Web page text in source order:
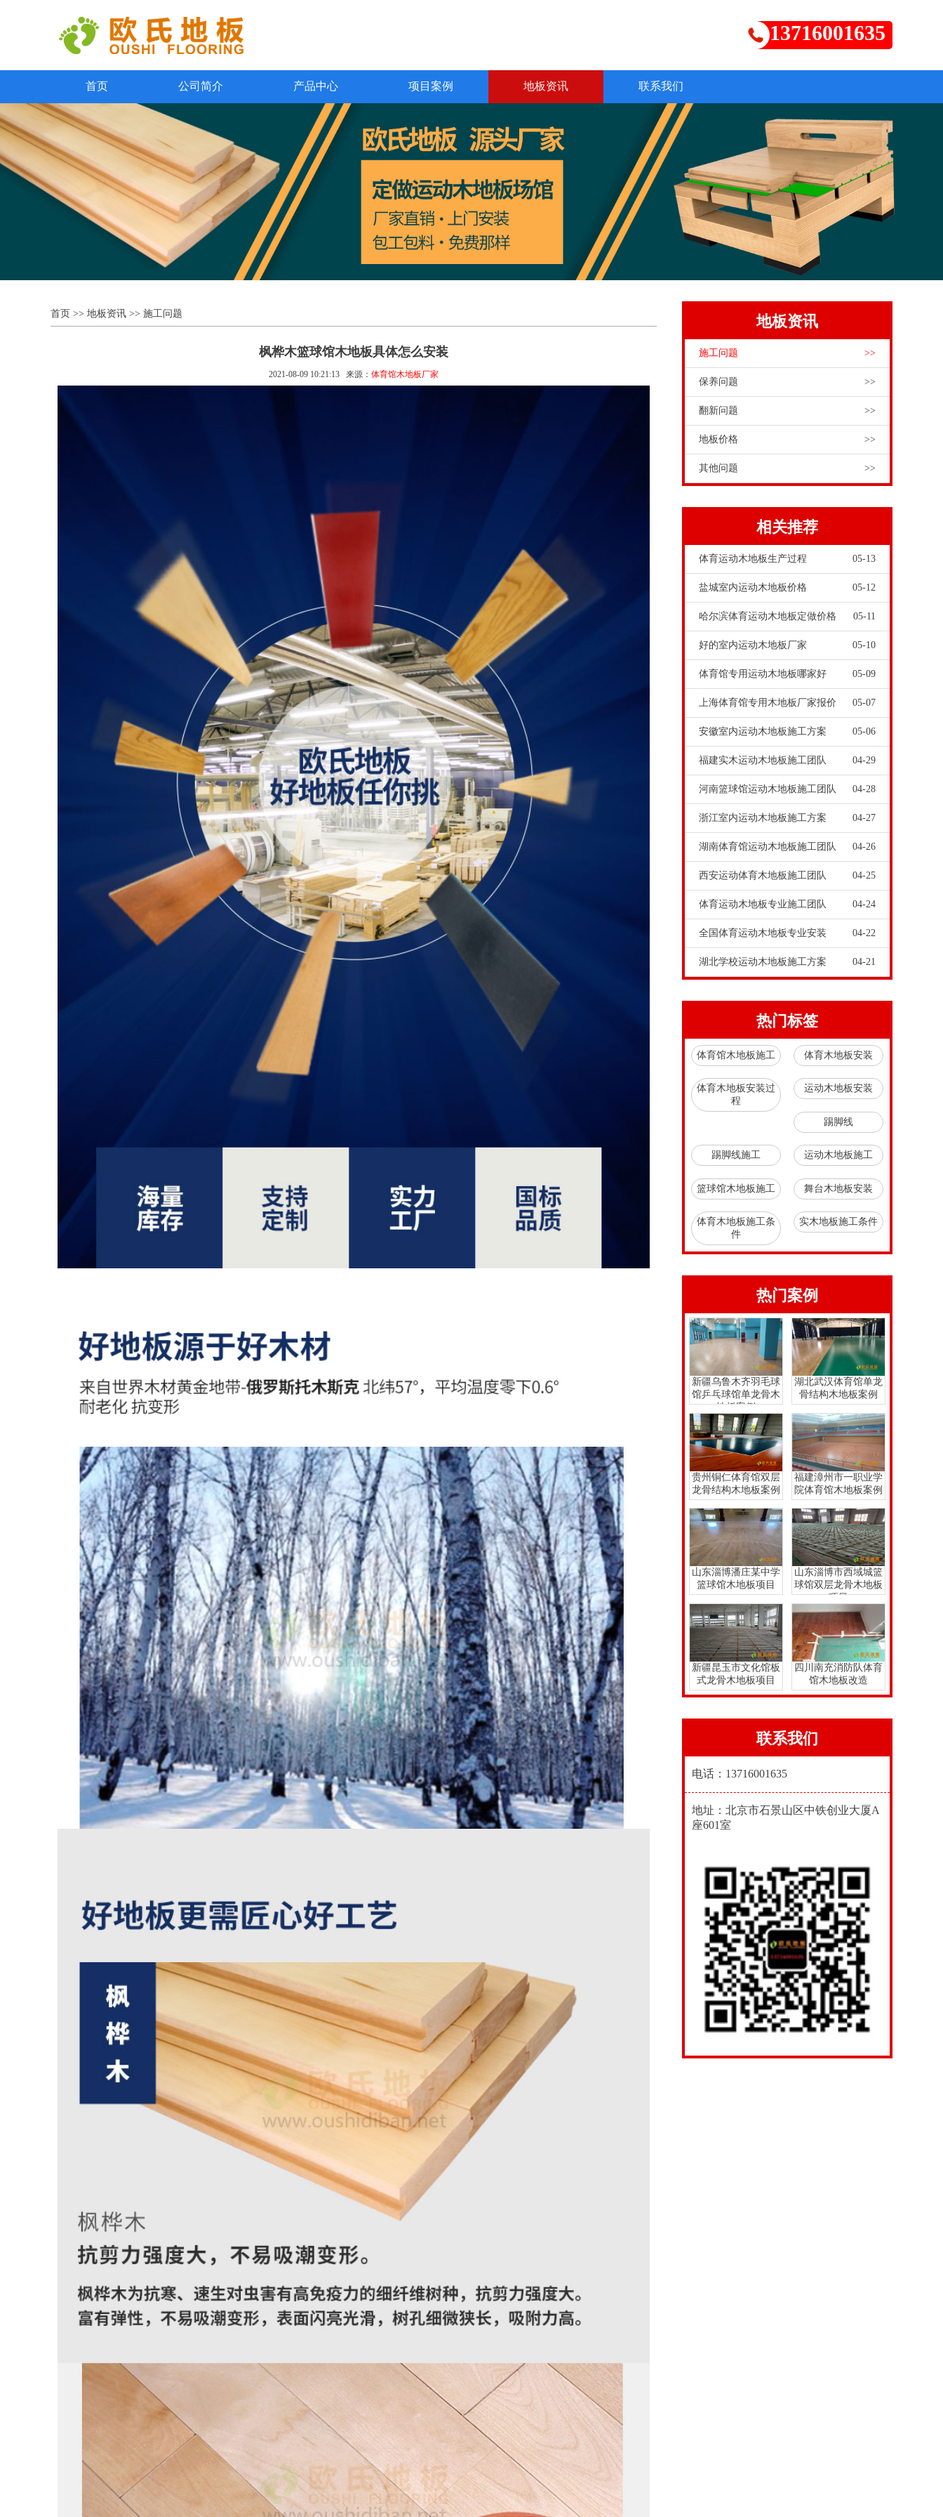
13716001635
首页 公司简介 产品中心 项目案例 地板资讯 联系我们
首页 >> 地板资讯 >> 施工问题
枫桦木篮球馆木地板具体怎么安装
2021-08-09 10:21:13 来源： 体育馆木地板厂家
地板资讯
施工问题 >>
保养问题 >>
翻新问题 >>
地板价格 >>
其他问题 >>
相关推荐
体育运动木地板生产过程 05-13
盐城室内运动木地板价格 05-12
哈尔滨体育运动木地板定做价格 05-11
好的室内运动木地板厂家 05-10
体育馆专用运动木地板哪家好 05-09
上海体育馆专用木地板厂家报价 05-07
安徽室内运动木地板施工方案 05-06
福建实木运动木地板施工团队 04-29
河南篮球馆运动木地板施工团队 04-28
浙江室内运动木地板施工方案 04-27
湖南体育馆运动木地板施工团队 04-26
西安运动体育木地板施工团队 04-25
体育运动木地板专业施工团队 04-24
全国体育运动木地板专业安装 04-22
湖北学校运动木地板施工方案 04-21
热门标签
体育馆木地板施工 体育木地板安装
体育木地板安装过
程
运动木地板安装
踢脚线
踢脚线施工 运动木地板施工
篮球馆木地板施工 舞台木地板安装
体育木地板施工条
件
实木地板施工条件
热门案例
新疆乌鲁木齐羽毛球
馆乒乓球馆单龙骨木
地板案例
湖北武汉体育馆单龙
骨结构木地板案例
贵州铜仁体育馆双层
龙骨结构木地板案例
福建漳州市一职业学
院体育馆木地板案例
山东淄博潘庄某中学
篮球馆木地板项目
山东淄博市西域城篮
球馆双层龙骨木地板
项目
新疆昆玉市文化馆板
式龙骨木地板项目
四川南充消防队体育
馆木地板改造
联系我们
电话：13716001635
地址：北京市石景山区中铁创业大厦A
座601室